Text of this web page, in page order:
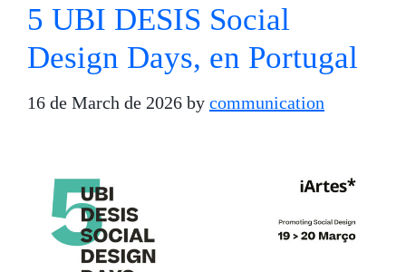
5 UBI DESIS Social
Design Days, en Portugal
16 de March de 2026 by communication